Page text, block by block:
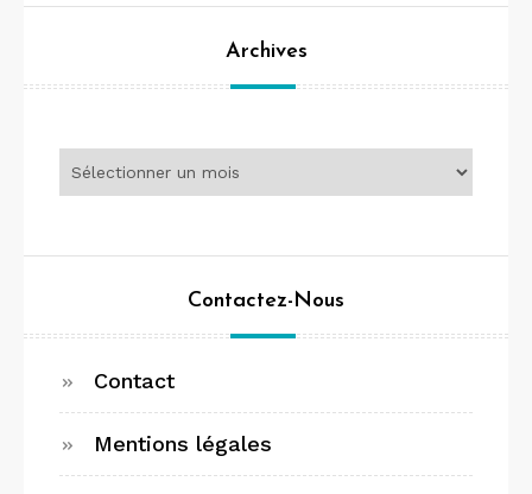
Archives
Contactez-Nous
Contact
Mentions légales